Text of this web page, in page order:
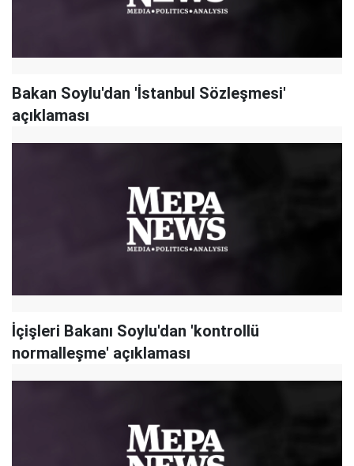
Bakan Soylu'dan 'İstanbul Sözleşmesi'
açıklaması
İçişleri Bakanı Soylu'dan 'kontrollü
normalleşme' açıklaması